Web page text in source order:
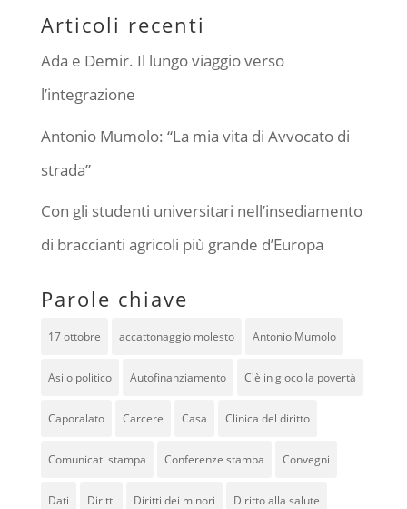
Articoli recenti
Ada e Demir. Il lungo viaggio verso
l’integrazione
Antonio Mumolo: “La mia vita di Avvocato di
strada”
Con gli studenti universitari nell’insediamento
di braccianti agricoli più grande d’Europa
Parole chiave
17 ottobre accattonaggio molesto Antonio Mumolo
Asilo politico Autofinanziamento C'è in gioco la povertà
Caporalato Carcere Casa Clinica del diritto
Comunicati stampa Conferenze stampa Convegni
Dati Diritti Diritti dei minori Diritto alla salute